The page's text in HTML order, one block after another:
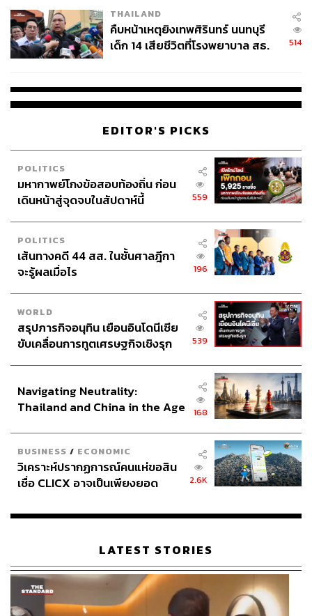
ว่าการกระทรวงกลาโหมที่ดำรงตำแหน่งยาวนานที่สุดใน
โลก และยังเป็นสมาชิกของโปลิตบูโรที่มีอำนาจของพรรค
คอมมิวนิสต์คิวบาตั้งแต่ปี 1965 จนถึงปี 2021
รับการยอมรับว่าเป็น ‘ผู้นำการปฏิวัติคิวบา’ ที่ยังมีชีวิตอยู่
โดยเขาได้สละบทบาทในรัฐบาลและพรรคการเมืองแล้ว แต่
2018 เขาและอดีตประธานาธิบดีสหรัฐฯ บารัค โอบามา ได้
เป็นผู้นำในช่วงที่ความสัมพันธ์ระหว่างวอชิงตันและฮาวานา
ดีขึ้นชั่วคราว
การเคลื่อนไหวครั้งนี้สำคัญอย่างไร?
การตั้งข้อหาราอูล คาสโตร สะท้อนถึงการดำเนินคดีอาญา
ของรัฐบาลทรัมป์ ต่อผู้นำต่างชาติ เช่น มาดูโร
ในปี 2020 ฝ่ายบริหารของทรัมป์ได้ตั้งข้อหามาดูโรในข้อหา
ก่อการร้ายยาเสพติดและค้ายาเสพติด และหลังจากที่ได้ส่ง
กองกำลังทหารเข้าโจมตีการากัสเมื่อวันที่ 3 มกราคม และ
ลักพาตัวมาดูโร ก็ได้ปรับแก้คำฟ้อง ว่าปฏิบัติการดังกล่าว
เป็นการดำเนินการบังคับใช้กฎหมายที่จำเป็นเพื่อนำตัว
ประธานาธิบดีเวเนซุเอลามาลงโทษ ซึ่งปัจจุบันมาดูโร ยังถูก
ควบคุมตัวอยู่ในนิวยอร์ก และปฏิเสธทั้งข้อหาค้ายาเสพติด
และครอบครองอาวุธ
ฮาวานาว่า “คิวบาจะเป็นรายต่อไป” หลังจากปฏิบัติการทาง
ดังนั้น การฟ้องร้องในวันพุธจึงยิ่งทำให้เกิดการคาดการณ์ใน
หมู่นักวิจารณ์ว่า ทรัมป์อาจกำลังวางแผนปฏิบัติการที่
คล้ายคลึงกันเพื่อโค่นล้มรัฐบาลคอมมิวนิสต์ของคิวบา
THAILAND
คืบหน้าเหตุยิงเทพศิรินทร์ นนทบุรี
เด็ก 14 เสียชีวิตที่โรงพยาบาล สธ.
514
EDITOR'S PICKS
POLITICS
มหากาพย์โกงข้อสอบท้องถิ่น ก่อน
เดินหน้าสู่จุดจบในสัปดาห์นี้
559
POLITICS
เส้นทางคดี 44 สส. ในชั้นศาลฎีกา
จะรู้ผลเมื่อไร
196
WORLD
สรุปภารกิจอนุทิน เยือนอินโดนีเซีย
ขับเคลื่อนการทูตเศรษฐกิจเชิงรุก
539
Navigating Neutrality:
Thailand and China in the Age
168
BUSINESS / ECONOMIC
วิเคราะห์ปรากฏการณ์คนแห่ขอสิน
เชื่อ CLICX อาจเป็นเพียงยอด
เรือนไทยที่ถูกซุกไว้
2.6K
LATEST STORIES